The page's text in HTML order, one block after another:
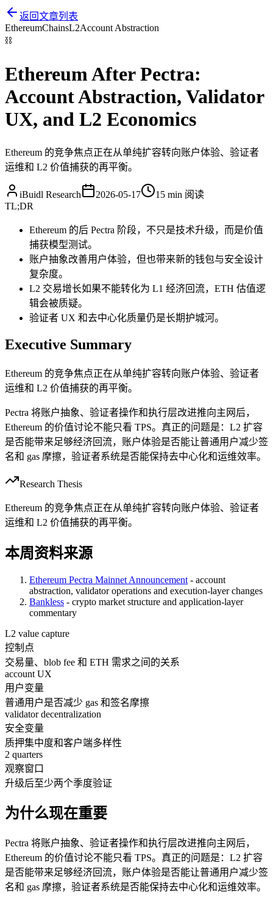
返回文章列表
EthereumChainsL2Account Abstraction
⛓️
Ethereum After Pectra:
Account Abstraction, Validator
UX, and L2 Economics
Ethereum 的竞争焦点正在从单纯扩容转向账户体验、验证者
运维和 L2 价值捕获的再平衡。
iBuidl Research 2026-05-17 15 min 阅读
TL;DR
Ethereum 的后 Pectra 阶段，不只是技术升级，而是价值
捕获模型测试。
账户抽象改善用户体验，但也带来新的钱包与安全设计
复杂度。
L2 交易增长如果不能转化为 L1 经济回流，ETH 估值逻
辑会被质疑。
验证者 UX 和去中心化质量仍是长期护城河。
Executive Summary
Ethereum 的竞争焦点正在从单纯扩容转向账户体验、验证者
运维和 L2 价值捕获的再平衡。
Pectra 将账户抽象、验证者操作和执行层改进推向主网后，
Ethereum 的价值讨论不能只看 TPS。真正的问题是：L2 扩容
是否能带来足够经济回流，账户体验是否能让普通用户减少签
名和 gas 摩擦，验证者系统是否能保持去中心化和运维效率。
Research Thesis
Ethereum 的竞争焦点正在从单纯扩容转向账户体验、验证者
运维和 L2 价值捕获的再平衡。
本周资料来源
Ethereum Pectra Mainnet Announcement - account
abstraction, validator operations and execution-layer changes
Bankless - crypto market structure and application-layer
commentary
L2 value capture
控制点
交易量、blob fee 和 ETH 需求之间的关系
account UX
用户变量
普通用户是否减少 gas 和签名摩擦
validator decentralization
安全变量
质押集中度和客户端多样性
2 quarters
观察窗口
升级后至少两个季度验证
为什么现在重要
Pectra 将账户抽象、验证者操作和执行层改进推向主网后，
Ethereum 的价值讨论不能只看 TPS。真正的问题是：L2 扩容
是否能带来足够经济回流，账户体验是否能让普通用户减少签
名和 gas 摩擦，验证者系统是否能保持去中心化和运维效率。